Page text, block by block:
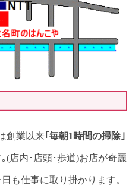
創業以来｢毎朝1時間の掃除｣
店内･店頭･歩道)お店が奇麗
も仕事に取り掛かります。